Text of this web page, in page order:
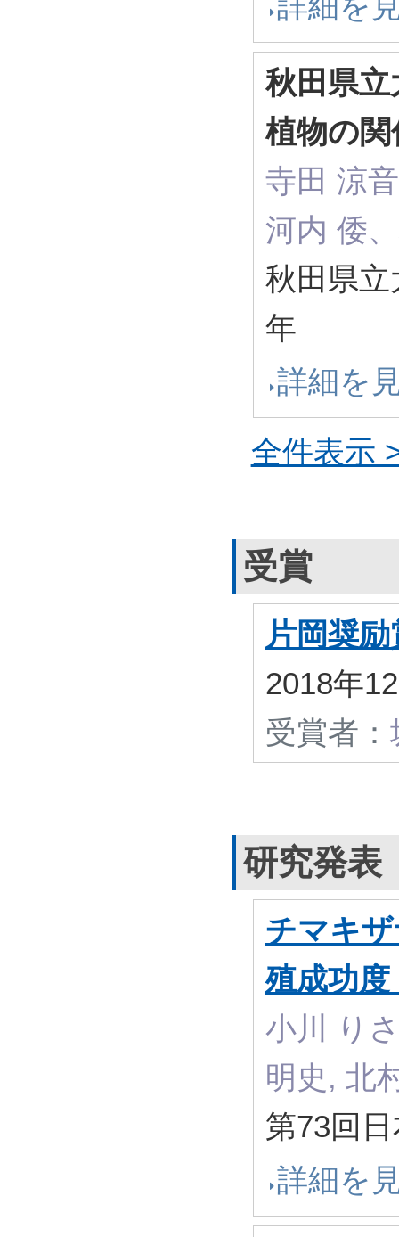
秋田県
植物の関
寺田 涼
河内 倭
秋田県
年
詳細を
全件表示
受賞
片岡奨励
2018年
受賞者：
研究発表
チマキ
殖成功
小川 り
明史, 北
第73回
詳細を